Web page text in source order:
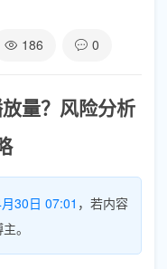
186 0
量？风险分析
30日 07:01 ，若内容
。